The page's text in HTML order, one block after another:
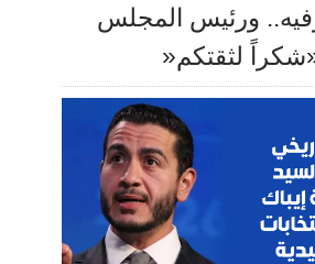
ورئيس المجلس
«شكراً لثقتكم«